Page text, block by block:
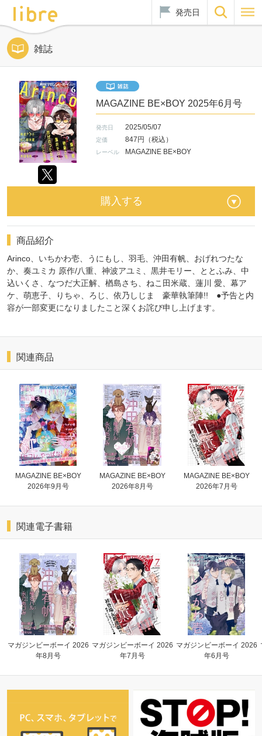
発売日
雑誌
MAGAZINE BE×BOY 2025年6月号
発売日 2025/05/07
定価 847円（税込）
レーベル MAGAZINE BE×BOY
購入する
商品紹介
Arinco、いちかわ壱、うにもし、羽毛、沖田有帆、おげれつたな
か、奏ユミカ 原作/八重、神波アユミ、黒井モリー、ととふみ、中
込いくさ、なつだ大正解、楢島さち、ねこ田米蔵、蓮川 愛、幕ア
ケ、萌恵子、りちゃ、ろじ、依乃しじま 豪華執筆陣!! ●予告と内
容が一部変更になりましたこと深くお詫び申し上げます。
関連商品
MAGAZINE BE×BOY
2026年9月号
MAGAZINE BE×BOY
2026年8月号
MAGAZINE BE×BOY
2026年7月号
関連電子書籍
マガジンビーボーイ 2026
年8月号
マガジンビーボーイ 2026
年7月号
マガジンビーボーイ 2026
年6月号